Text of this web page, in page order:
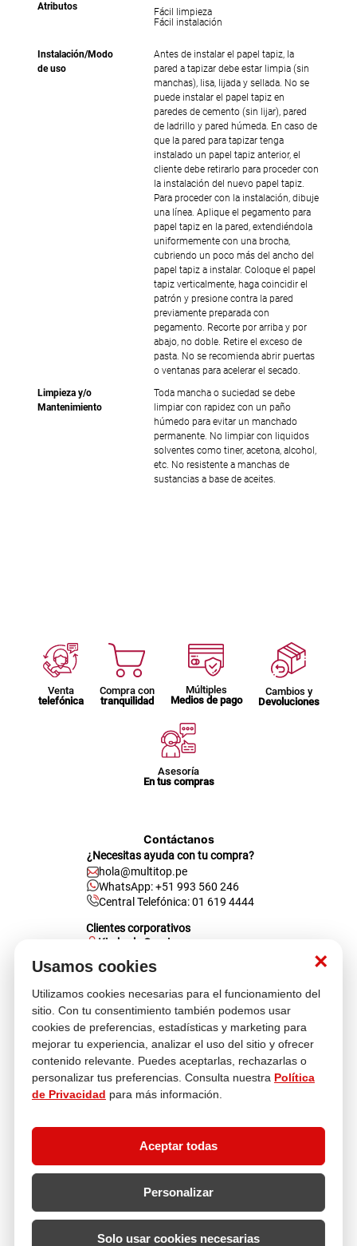
×
Usamos cookies
Utilizamos cookies necesarias para el funcionamiento del
sitio. Con tu consentimiento también podemos usar
cookies de preferencias, estadísticas y marketing para
mejorar tu experiencia, analizar el uso del sitio y ofrecer
contenido relevante. Puedes aceptarlas, rechazarlas o
personalizar tus preferencias. Consulta nuestra Política
de Privacidad para más información.
Aceptar todas
Personalizar
Solo usar cookies necesarias
Atributos
Fácil limpieza
Fácil instalación
Instalación/Modo
de uso
Antes de instalar el papel tapiz, la
pared a tapizar debe estar limpia (sin
manchas), lisa, lijada y sellada. No se
puede instalar el papel tapiz en
paredes de cemento (sin lijar), pared
de ladrillo y pared húmeda. En caso de
que la pared para tapizar tenga
instalado un papel tapiz anterior, el
cliente debe retirarlo para proceder con
la instalación del nuevo papel tapiz.
Para proceder con la instalación, dibuje
una línea. Aplique el pegamento para
papel tapiz en la pared, extendiéndola
uniformemente con una brocha,
cubriendo un poco más del ancho del
papel tapiz a instalar. Coloque el papel
tapiz verticalmente, haga coincidir el
patrón y presione contra la pared
previamente preparada con
pegamento. Recorte por arriba y por
abajo, no doble. Retire el exceso de
pasta. No se recomienda abrir puertas
o ventanas para acelerar el secado.
Limpieza y/o
Mantenimiento
Toda mancha o suciedad se debe
limpiar con rapidez con un paño
húmedo para evitar un manchado
permanente. No limpiar con liquidos
solventes como tiner, acetona, alcohol,
etc. No resistente a manchas de
sustancias a base de aceites.
Venta
telefónica
Compra con
tranquilidad
Múltiples
Medios de pago
Cambios y
Devoluciones
Asesoría
En tus compras
Contáctanos
¿Necesitas ayuda con tu compra?
hola@multitop.pe
WhatsApp: +51 993 560 246
Central Telefónica: 01 619 4444
Clientes corporativos
Kimberly Garcia
kgarcia@multitop.pe
Tienda física
Av. Iquitos 670 - 699, La Victoria
L-S: 8:00 a.m. - 6:30 p.m.
Feriados: 9:00 a.m. - 5:00 p.m.
Nosotros
Descubre más